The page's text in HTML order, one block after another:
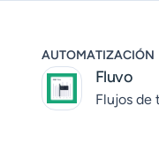
AUTOMATIZACIÓN
Fluvo
Flujos de